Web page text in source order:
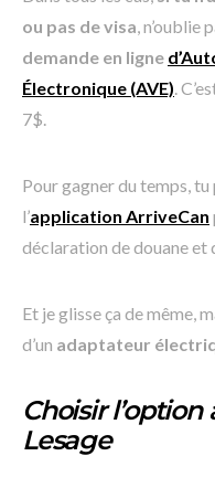
ou pas de visa, n’oublie
demande en ligne
Électronique (AVE).
7$.
Pour gagner du temps,
l’application ArriveCan
déclaration de douane et
Et je glisse ça de même,
d’un adaptateur
Choisir
Lesage